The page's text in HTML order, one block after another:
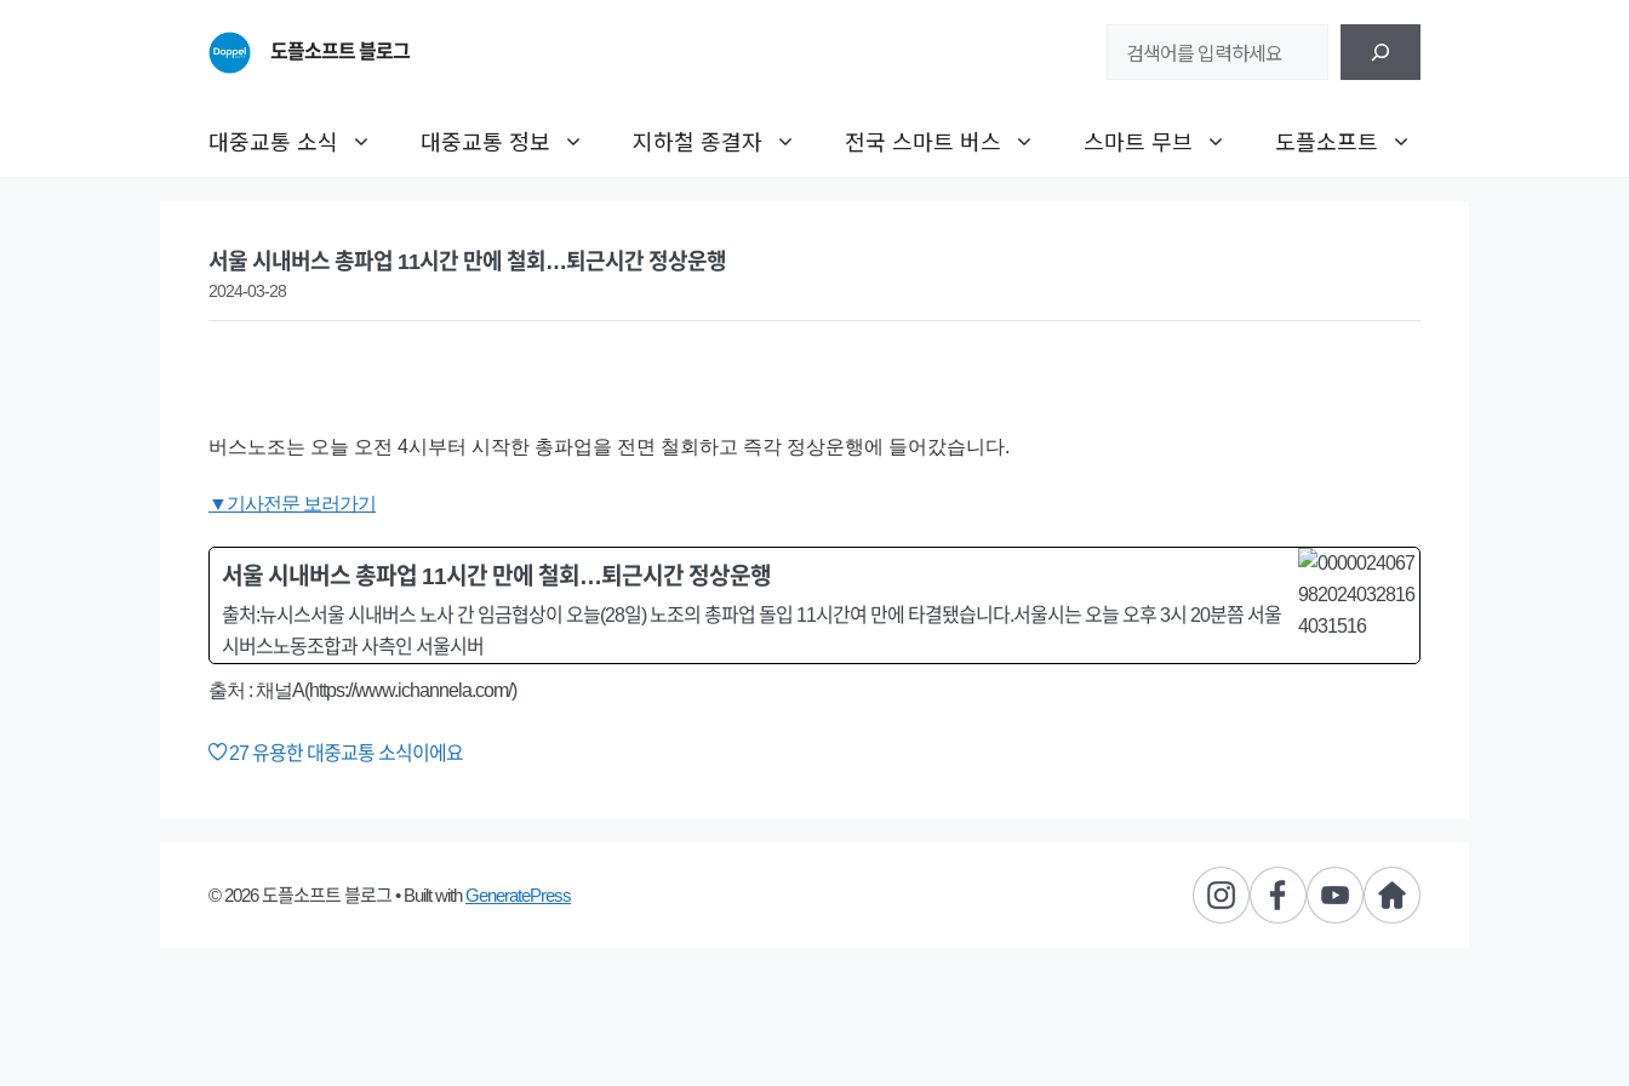
도플소프트 블로그
대중교통 소식 대중교통 정보 지하철 종결자 전국 스마트 버스 스마트 무브 도플소프트
서울 시내버스 총파업 11시간 만에 철회…퇴근시간 정상운행
2024-03-28
버스노조는 오늘 오전 4시부터 시작한 총파업을 전면 철회하고 즉각 정상운행에 들어갔습니다.
▼기사전문 보러가기
서울 시내버스 총파업 11시간 만에 철회…퇴근시간 정상운행
출처:뉴시스서울 시내버스 노사 간 임금협상이 오늘(28일) 노조의 총파업 돌입 11시간여 만에 타결됐습니다.서울시는 오늘 오후 3시 20분쯤 서울
시버스노동조합과 사측인 서울시버
출처 : 채널A(https://www.ichannela.com/)
27유용한 대중교통 소식이에요
© 2026 도플소프트 블로그• Built withGeneratePress